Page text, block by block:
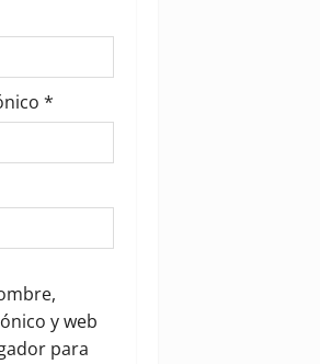
*
y web
para